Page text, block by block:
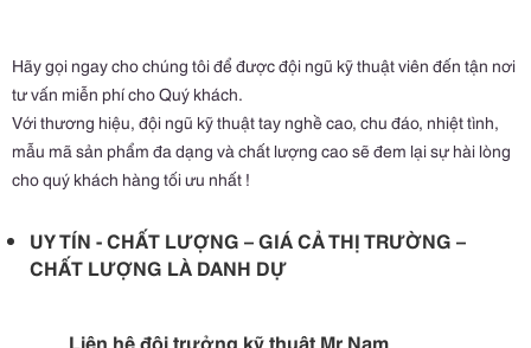
Hãy gọi ngay cho chúng tôi để được đội ngũ kỹ thuật viên đến tận nơi
tư vấn miễn phí cho Quý khách.
Với thương hiệu, đội ngũ kỹ thuật tay nghề cao, chu đáo, nhiệt tình,
mẫu mã sản phẩm đa dạng và chất lượng cao sẽ đem lại sự hài lòng
cho quý khách hàng tối ưu nhất !
UY TÍN - CHẤT LƯỢNG – GIÁ CẢ THỊ TRƯỜNG –
CHẤT LƯỢNG LÀ DANH DỰ
Liên hệ đội trưởng kỹ thuật Mr Nam